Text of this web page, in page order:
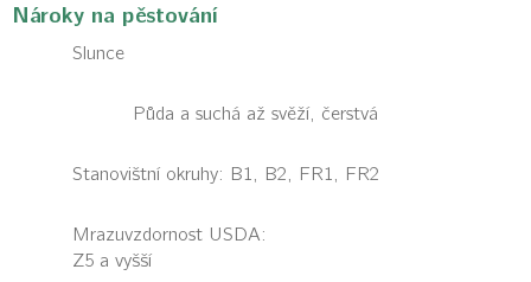
Nároky na pěstování
Slunce
Půda a suchá až svěží, čerstvá
Stanovištní okruhy: B1, B2, FR1, FR2
Mrazuvzdornost USDA:
Z5 a vyšší